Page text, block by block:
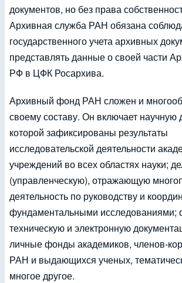
документов, но без права
Архивная служба РАН обязана
государственного учета архивных
представлять данные о своей части
РФ в ЦФК Росархива.
Архивный фонд РАН сложен и
своему составу. Он включает научную
которой зафиксированы результаты
исследовательской деятельности
учреждений во всех областях науки;
(управленческую), отражающую
деятельность по руководству и
фундаментальными исследованиями;
техническую и электронную
личные фонды академиков, членов-
РАН и выдающихся ученых,
многое другое.